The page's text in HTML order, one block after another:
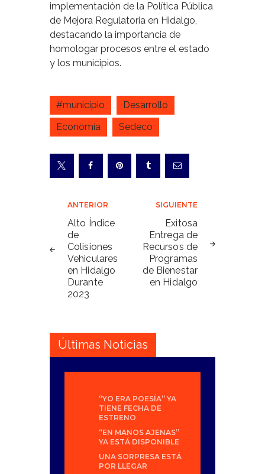
implementación de la Política Pública
de Mejora Regulatoria en Hidalgo,
destacando la importancia de
homologar procesos entre el estado
y los municipios.
#municipio
Desarrollo
Economía
Sedeco
Navegación
de
entradas
ANTERIOR
Alto Índice
de
Colisiones
Vehiculares
en Hidalgo
Durante
2023
SIGUIENTE
Exitosa
Entrega de
Recursos de
Programas
de Bienestar
en Hidalgo
Últimas Noticias
“YO ERA POESÍA” YA
TIENE FECHA DE
ESTRENO
“EN MANOS AJENAS”
YA ESTÁ DISPONIBLE
UNA SORPRESA ESTÁ
POR LLEGAR